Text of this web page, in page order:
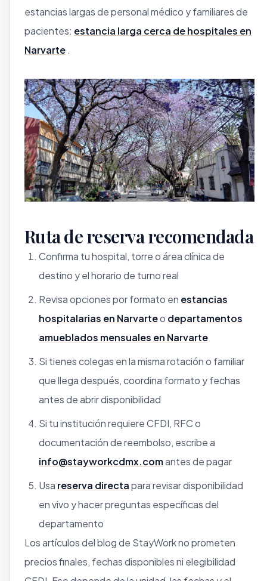
estancias largas de personal médico y familiares de
pacientes: estancia larga cerca de hospitales en
Narvarte .
Ruta de reserva recomendada
Confirma tu hospital, torre o área clínica de
destino y el horario de turno real
Revisa opciones por formato en estancias
hospitalarias en Narvarteo departamentos
amueblados mensuales en Narvarte
Si tienes colegas en la misma rotación o familiar
que llega después, coordina formato y fechas
antes de abrir disponibilidad
Si tu institución requiere CFDI, RFC o
documentación de reembolso, escribe a
info@stayworkcdmx.comantes de pagar
Usa reserva directapara revisar disponibilidad
en vivo y hacer preguntas específicas del
departamento
Los artículos del blog de StayWork no prometen
precios finales, fechas disponibles ni elegibilidad